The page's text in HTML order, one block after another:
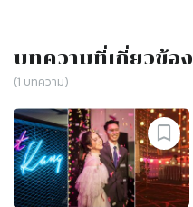
บทความที่เกี่ยวข้อง
(1 บทความ)